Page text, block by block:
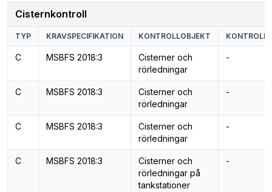
Cisternkontroll
TYP KRAVSPECIFIKATION KONTROLLOBJEKT
C MSBFS 2018:3
Cisterner och
rörledningar
-
C MSBFS 2018:3
Cisterner och
rörledningar
-
C MSBFS 2018:3
Cisterner och
rörledningar
-
C MSBFS 2018:3
Cisterner och
rörledningar på
tankstationer
-